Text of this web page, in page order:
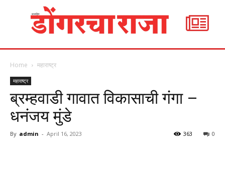
Home महाराष्ट्र
महाराष्ट्र
ब्रम्हवाडी गावात विकासाची गंगा –
धनंजय मुंडे
By admin - April 16, 2023 0
363